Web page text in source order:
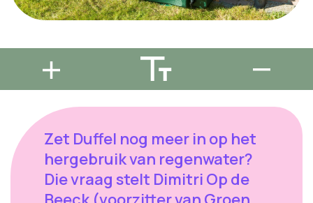
Zet Duffel nog meer in op het
hergebruik van regenwater?
Die vraag stelt Dimitri Op de